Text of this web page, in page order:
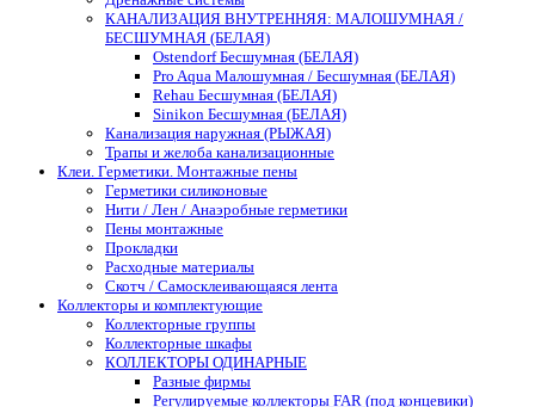
КАНАЛИЗАЦИЯ ВНУТРЕННЯЯ: МАЛОШУМНАЯ /
БЕСШУМНАЯ (БЕЛАЯ)
Ostendorf Бесшумная (БЕЛАЯ)
Pro Aqua Малошумная / Бесшумная (БЕЛАЯ)
Rehau Бесшумная (БЕЛАЯ)
Sinikon Бесшумная (БЕЛАЯ)
Канализация наружная (РЫЖАЯ)
Трапы и желоба канализационные
Клеи. Герметики. Монтажные пены
Герметики силиконовые
Нити / Лен / Анаэробные герметики
Пены монтажные
Прокладки
Расходные материалы
Скотч / Самосклеивающаяся лента
Коллекторы и комплектующие
Коллекторные группы
Коллекторные шкафы
КОЛЛЕКТОРЫ ОДИНАРНЫЕ
Разные фирмы
Регулируемые коллекторы FAR (под концевики)